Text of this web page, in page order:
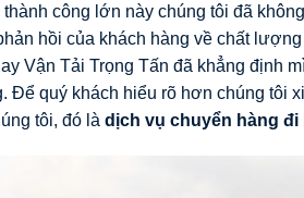
công lớn này chúng tôi đã
hồi của khách hàng về chất
Vận Tải Trọng Tấn đã khẳng định
Để quý khách hiểu rõ hơn chúng tôi
tôi, đó là dịch vụ chuyển hàng đi